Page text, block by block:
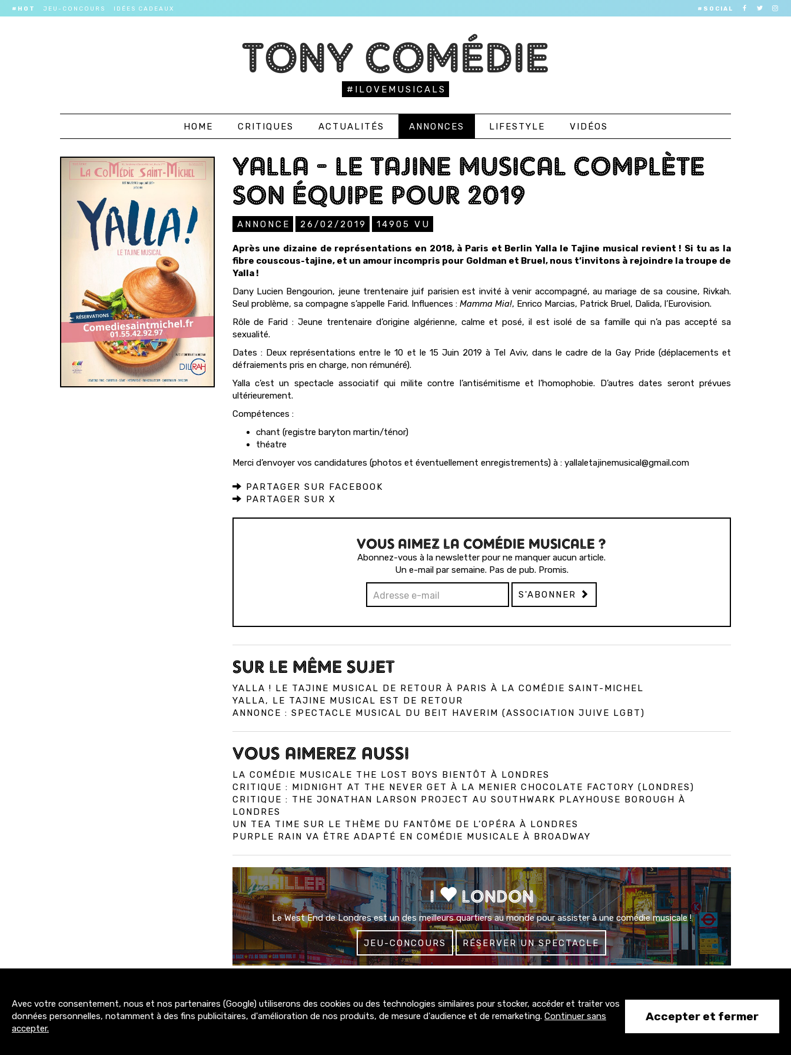
#SOCIAL
#HOT JEU-CONCOURS IDÉES CADEAUX
TONY COMÉDIE
#ILOVEMUSICALS
HOME CRITIQUES ACTUALITÉS ANNONCES LIFESTYLE VIDÉOS
YALLA - LE TAJINE MUSICAL COMPLÈTE
SON ÉQUIPE POUR 2019
ANNONCE 26/02/2019 14905 VU
Après une dizaine de représentations en 2018, à Paris et Berlin Yalla le Tajine musical revient ! Si tu as la
fibre couscous-tajine, et un amour incompris pour Goldman et Bruel, nous t’invitons à rejoindre la troupe de
Yalla !
Dany Lucien Bengourion, jeune trentenaire juif parisien est invité à venir accompagné, au mariage de sa cousine, Rivkah.
Seul problème, sa compagne s’appelle Farid. Influences : Mamma Mia!, Enrico Marcias, Patrick Bruel, Dalida, l’Eurovision.
Rôle de Farid : Jeune trentenaire d’origine algérienne, calme et posé, il est isolé de sa famille qui n’a pas accepté sa
sexualité.
Dates : Deux représentations entre le 10 et le 15 Juin 2019 à Tel Aviv, dans le cadre de la Gay Pride (déplacements et
défraiements pris en charge, non rémunéré).
Yalla c’est un spectacle associatif qui milite contre l’antisémitisme et l’homophobie. D’autres dates seront prévues
ultérieurement.
Compétences :
chant (registre baryton martin/ténor)
théatre
Merci d’envoyer vos candidatures (photos et éventuellement enregistrements) à : yallaletajinemusical@gmail.com
PARTAGER SUR FACEBOOK
PARTAGER SUR X
VOUS AIMEZ LA COMÉDIE MUSICALE ?
Abonnez-vous à la newsletter pour ne manquer aucun article.
Un e-mail par semaine. Pas de pub. Promis.
S'ABONNER
SUR LE MÊME SUJET
YALLA ! LE TAJINE MUSICAL DE RETOUR À PARIS À LA COMÉDIE SAINT-MICHEL
YALLA, LE TAJINE MUSICAL EST DE RETOUR
ANNONCE : SPECTACLE MUSICAL DU BEIT HAVERIM (ASSOCIATION JUIVE LGBT)
VOUS AIMEREZ AUSSI
LA COMÉDIE MUSICALE THE LOST BOYS BIENTÔT À LONDRES
CRITIQUE : MIDNIGHT AT THE NEVER GET À LA MENIER CHOCOLATE FACTORY (LONDRES)
CRITIQUE : THE JONATHAN LARSON PROJECT AU SOUTHWARK PLAYHOUSE BOROUGH À
LONDRES
UN TEA TIME SUR LE THÈME DU FANTÔME DE L’OPÉRA À LONDRES
PURPLE RAIN VA ÊTRE ADAPTÉ EN COMÉDIE MUSICALE À BROADWAY
I LONDON
Le West End de Londres est un des meilleurs quartiers au monde pour assister à une comédie musicale !
JEU-CONCOURS RÉSERVER UN SPECTACLE
3200+
abonnés
4300+
abonnés
1500+
abonnés
Avec votre consentement, nous et nos partenaires (Google) utiliserons des cookies ou des technologies similaires pour stocker, accéder et traiter vos
données personnelles, notamment à des fins publicitaires, d'amélioration de nos produits, de mesure d'audience et de remarketing. Continuer sans
accepter.
Accepter et fermer